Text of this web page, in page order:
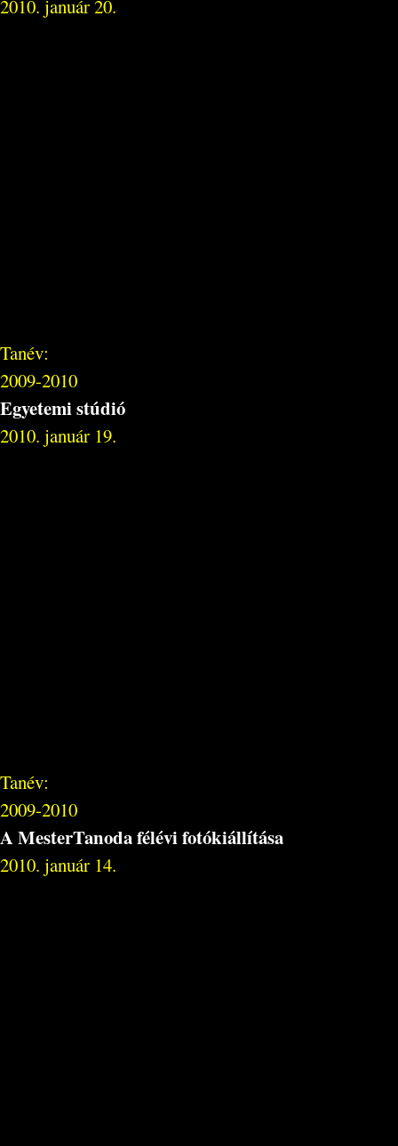
2010. január 20.
Tanév:
2009-2010
Egyetemi stúdió
2010. január 19.
Tanév:
2009-2010
A MesterTanoda félévi fotókiállítása
2010. január 14.